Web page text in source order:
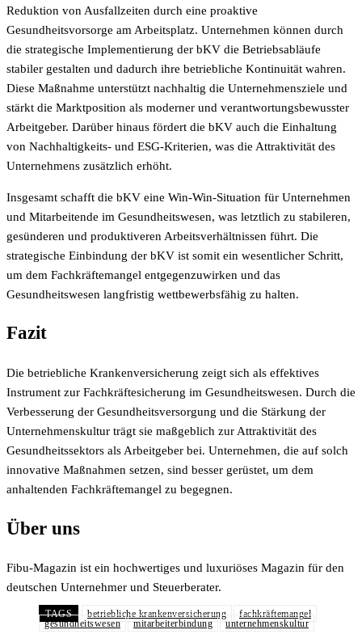
Reduktion von Ausfallzeiten durch eine proaktive
Gesundheitsvorsorge am Arbeitsplatz. Unternehmen können durch
die strategische Implementierung der bKV die Betriebsabläufe
stabiler gestalten und dadurch ihre betriebliche Kontinuität wahren.
Diese Maßnahme unterstützt nachhaltig die Unternehmensziele und
stärkt die Marktposition als moderner und verantwortungsbewusster
Arbeitgeber. Darüber hinaus fördert die bKV auch die Einhaltung
von Nachhaltigkeits- und ESG-Kriterien, was die Attraktivität des
Unternehmens zusätzlich erhöht.
Insgesamt schafft die bKV eine Win-Win-Situation für Unternehmen
und Mitarbeitende im Gesundheitswesen, was letztlich zu stabileren,
gesünderen und produktiveren Arbeitsverhältnissen führt. Die
strategische Einbindung der bKV ist somit ein wesentlicher Schritt,
um dem Fachkräftemangel entgegenzuwirken und das
Gesundheitswesen langfristig wettbewerbsfähig zu halten.
Fazit
Die betriebliche Krankenversicherung zeigt sich als effektives
Instrument zur Fachkräftesicherung im Gesundheitswesen. Durch die
Verbesserung der Gesundheitsversorgung und die Stärkung der
Unternehmenskultur trägt sie maßgeblich zur Attraktivität des
Gesundheitssektors als Arbeitgeber bei. Unternehmen, die auf solch
innovative Maßnahmen setzen, sind besser gerüstet, um dem
anhaltenden Fachkräftemangel zu begegnen.
Über uns
Fibu-Magazin ist ein hochwertiges und luxuriöses Magazin für den
deutschen Unternehmer und Steuerberater.
TAGS betriebliche krankenversicherung
fachkräftemangel
gesundheitswesen
mitarbeiterbindung unternehmenskultur